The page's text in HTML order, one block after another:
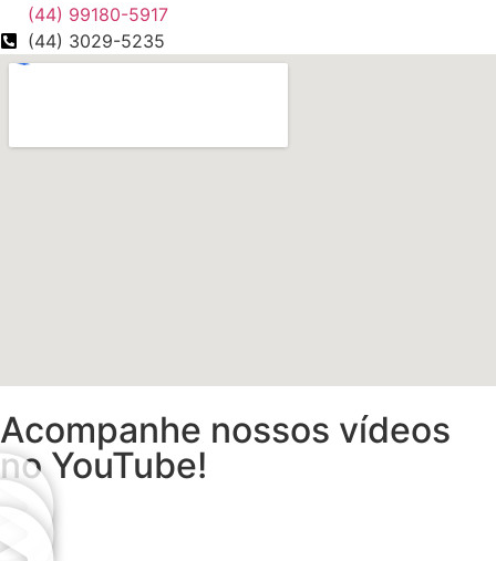
(44) 99180-5917
(44) 3029-5235
Acompanhe nossos vídeos
no YouTube!